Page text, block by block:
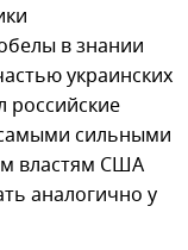
в знании
украинских
российские
сильными
властям США
аналогично у